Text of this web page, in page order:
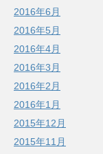
2016年6月
2016年5月
2016年4月
2016年3月
2016年2月
2016年1月
2015年12月
2015年11月